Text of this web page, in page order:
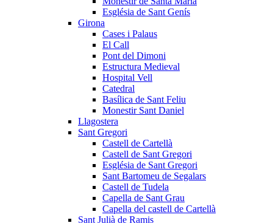
Església de Sant Genís
Girona
Cases i Palaus
El Call
Pont del Dimoni
Estructura Medieval
Hospital Vell
Catedral
Basílica de Sant Feliu
Monestir Sant Daniel
Llagostera
Sant Gregori
Castell de Cartellà
Castell de Sant Gregori
Església de Sant Gregori
Sant Bartomeu de Segalars
Castell de Tudela
Capella de Sant Grau
Capella del castell de Cartellà
Sant Julià de Ramis